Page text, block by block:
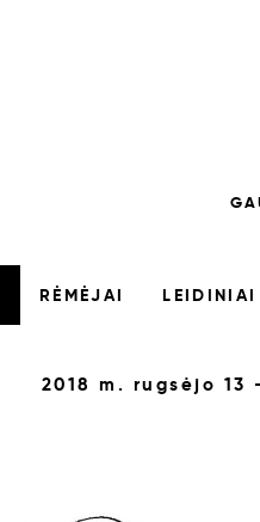
RĖMĖJAI LEIDINIAI
2018 m. rugsėjo